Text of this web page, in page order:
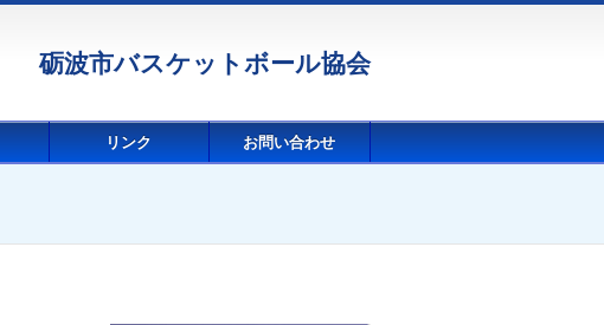
砺波市バスケットボール協会
リンク お問い合わせ